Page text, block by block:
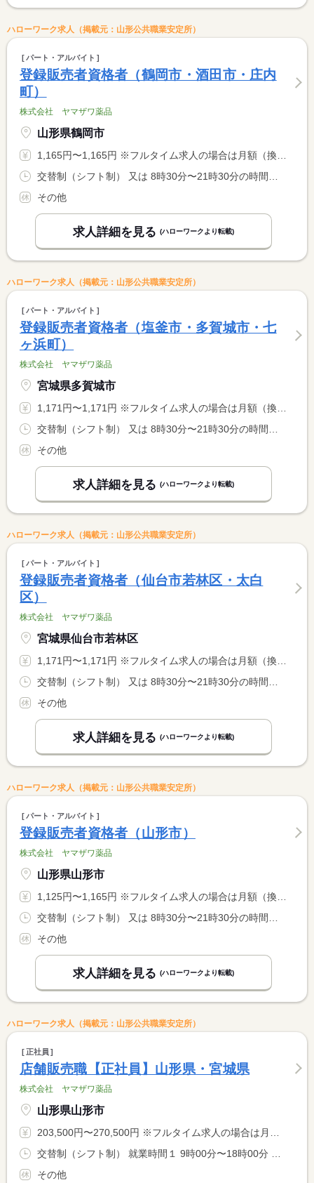
ハローワーク求人（掲載元：山形公共職業安定所）
パート・アルバイト
登録販売者資格者（鶴岡市・酒田市・庄内
町）
株式会社 ヤマザワ薬品
山形県鶴岡市
1,165円〜1,165円 ※フルタイム求人の場合は月額（換算額）、パート求人の場合は時間額を表示しています。
その他
求人詳細を見る (ハローワークより転載)
ハローワーク求人（掲載元：山形公共職業安定所）
パート・アルバイト
登録販売者資格者（塩釜市・多賀城市・七
ヶ浜町）
株式会社 ヤマザワ薬品
宮城県多賀城市
1,171円〜1,171円 ※フルタイム求人の場合は月額（換算額）、パート求人の場合は時間額を表示しています。
その他
求人詳細を見る (ハローワークより転載)
ハローワーク求人（掲載元：山形公共職業安定所）
パート・アルバイト
登録販売者資格者（仙台市若林区・太白
区）
株式会社 ヤマザワ薬品
宮城県仙台市若林区
1,171円〜1,171円 ※フルタイム求人の場合は月額（換算額）、パート求人の場合は時間額を表示しています。
その他
求人詳細を見る (ハローワークより転載)
ハローワーク求人（掲載元：山形公共職業安定所）
パート・アルバイト
登録販売者資格者（山形市）
株式会社 ヤマザワ薬品
山形県山形市
1,125円〜1,165円 ※フルタイム求人の場合は月額（換算額）、パート求人の場合は時間額を表示しています。
その他
求人詳細を見る (ハローワークより転載)
ハローワーク求人（掲載元：山形公共職業安定所）
正社員
店舗販売職【正社員】山形県・宮城県
株式会社 ヤマザワ薬品
山形県山形市
203,500円〜270,500円 ※フルタイム求人の場合は月額（換算額）、パート求人の場合は時間額を表示しています。
その他